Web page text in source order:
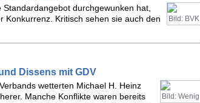
Bild: BVK
durchgewunken hat,
Konkurrenz. Kritisch sehen sie auch den
Dissens mit GDV
Bild: Wenig
wetterten Michael H. Heinz
Manche Konflikte waren bereits